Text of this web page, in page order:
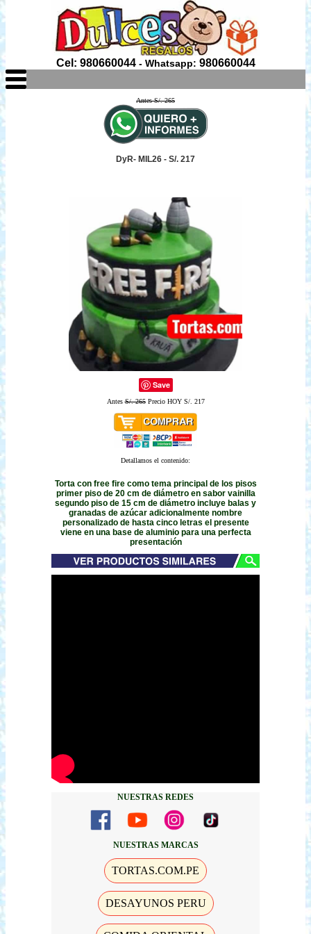
Cel: 980660044- Whatsapp: 980660044
Antes S/. 265
DyR- MIL26 - S/. 217
Save
AntesS/. 265Precio HOY S/. 217
Detallamos el contenido:
Torta con free fire como tema principal de los pisos
primer piso de 20 cm de diámetro en sabor vainilla
segundo piso de 15 cm de diámetro incluye balas y
granadas de azúcar adicionalmente nombre
personalizado de hasta cinco letras el presente
viene en una base de aluminio para una perfecta
presentación
NUESTRAS REDES
NUESTRAS MARCAS
TORTAS.COM.PE
DESAYUNOS PERU